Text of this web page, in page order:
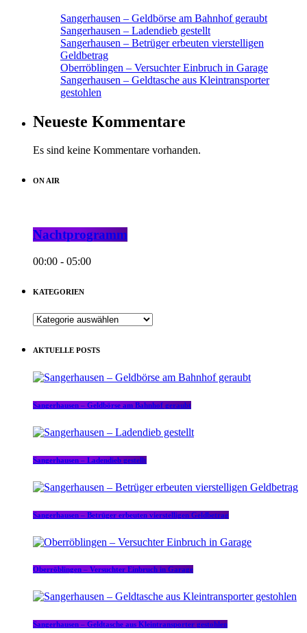
Sangerhausen – Geldbörse am Bahnhof geraubt
Sangerhausen – Ladendieb gestellt
Sangerhausen – Betrüger erbeuten vierstelligen
Geldbetrag
Oberröblingen – Versuchter Einbruch in Garage
Sangerhausen – Geldtasche aus Kleintransporter
gestohlen
Neueste Kommentare
Es sind keine Kommentare vorhanden.
ON AIR
Nachtprogramm
00:00 - 05:00
KATEGORIEN
KATEGORIEN
AKTUELLE POSTS
Sangerhausen – Geldbörse am Bahnhof geraubt
Sangerhausen – Ladendieb gestellt
Sangerhausen – Betrüger erbeuten vierstelligen Geldbetrag
Oberröblingen – Versuchter Einbruch in Garage
Sangerhausen – Geldtasche aus Kleintransporter gestohlen